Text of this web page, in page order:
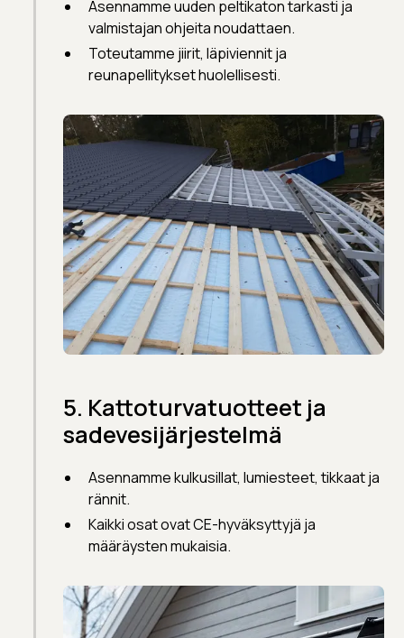
Asennamme uuden peltikaton tarkasti ja
valmistajan ohjeita noudattaen.
Toteutamme jiirit, läpiviennit ja
reunapellitykset huolellisesti.
5. Kattoturvatuotteet ja
sadevesijärjestelmä
Asennamme kulkusillat, lumiesteet, tikkaat ja
rännit.
Kaikki osat ovat CE-hyväksyttyjä ja
määräysten mukaisia.